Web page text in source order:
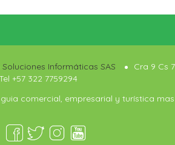
Soluciones Informáticas SAS
Cra 9 Cs
+57 322 7759294
comercial, empresarial y turística